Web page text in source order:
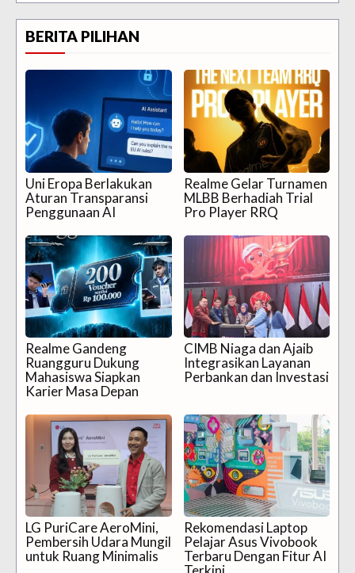
BERITA PILIHAN
Uni Eropa Berlakukan
Aturan Transparansi
Penggunaan AI
Realme Gelar Turnamen
MLBB Berhadiah Trial
Pro Player RRQ
Realme Gandeng
Ruangguru Dukung
Mahasiswa Siapkan
Karier Masa Depan
CIMB Niaga dan Ajaib
Integrasikan Layanan
Perbankan dan Investasi
LG PuriCare AeroMini,
Pembersih Udara Mungil
untuk Ruang Minimalis
Rekomendasi Laptop
Pelajar Asus Vivobook
Terbaru Dengan Fitur AI